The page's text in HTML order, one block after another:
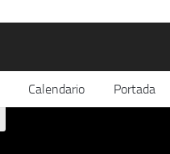
Calendario Portada